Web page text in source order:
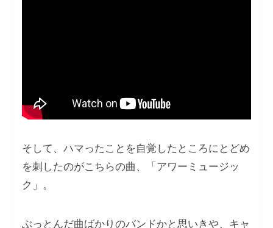
そして、ハマったことを⾃覚したところにとどめ
を刺したのがこちらの曲、「アワーミュージッ
ク」。
ぶっとんだ曲ばかりのバンドかと思いきや、キャ